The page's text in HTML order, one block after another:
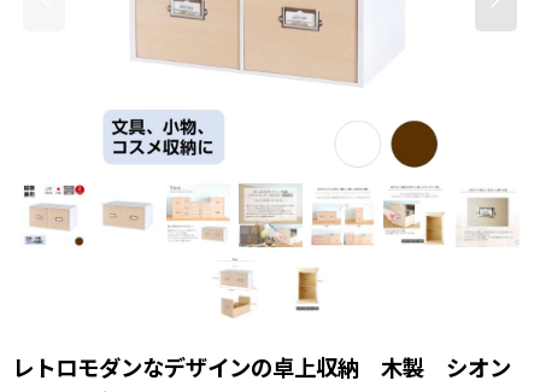
レトロモダンなデザインの卓上収納 木製 シオン